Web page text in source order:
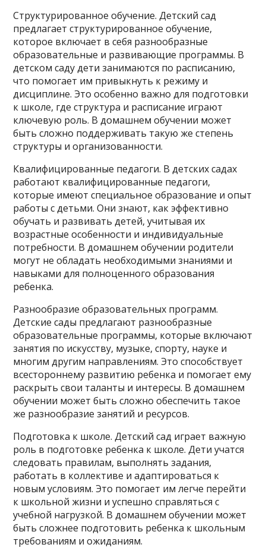
Структурированное обучение. Детский сад
предлагает структурированное обучение,
которое включает в себя разнообразные
образовательные и развивающие программы. В
детском саду дети занимаются по расписанию,
что помогает им привыкнуть к режиму и
дисциплине. Это особенно важно для подготовки
к школе, где структура и расписание играют
ключевую роль. В домашнем обучении может
быть сложно поддерживать такую же степень
структуры и организованности.
Квалифицированные педагоги. В детских садах
работают квалифицированные педагоги,
которые имеют специальное образование и опыт
работы с детьми. Они знают, как эффективно
обучать и развивать детей, учитывая их
возрастные особенности и индивидуальные
потребности. В домашнем обучении родители
могут не обладать необходимыми знаниями и
навыками для полноценного образования
ребенка.
Разнообразие образовательных программ.
Детские сады предлагают разнообразные
образовательные программы, которые включают
занятия по искусству, музыке, спорту, науке и
многим другим направлениям. Это способствует
всестороннему развитию ребенка и помогает ему
раскрыть свои таланты и интересы. В домашнем
обучении может быть сложно обеспечить такое
же разнообразие занятий и ресурсов.
Подготовка к школе. Детский сад играет важную
роль в подготовке ребенка к школе. Дети учатся
следовать правилам, выполнять задания,
работать в коллективе и адаптироваться к
новым условиям. Это помогает им легче перейти
к школьной жизни и успешно справляться с
учебной нагрузкой. В домашнем обучении может
быть сложнее подготовить ребенка к школьным
требованиям и ожиданиям.